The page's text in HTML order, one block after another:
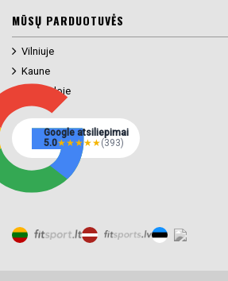
MŪSŲ PARDUOTUVĖS
Vilniuje
Kaune
Klaipėdoje
Google atsiliepimai
5.0★★★★★(393)